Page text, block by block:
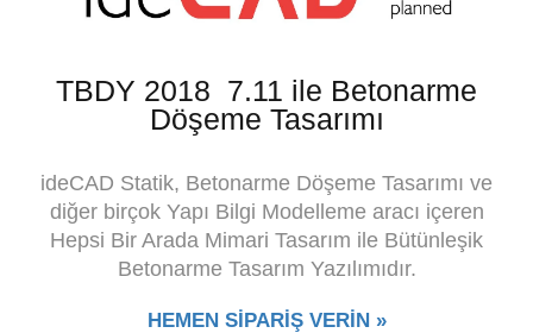
TBDY 2018 7.11 ile Betonarme
Döşeme Tasarımı
ideCAD Statik, Betonarme Döşeme Tasarımı ve
diğer birçok Yapı Bilgi Modelleme aracı içeren
Hepsi Bir Arada Mimari Tasarım ile Bütünleşik
Betonarme Tasarım Yazılımıdır.
HEMEN SİPARİŞ VERİN »